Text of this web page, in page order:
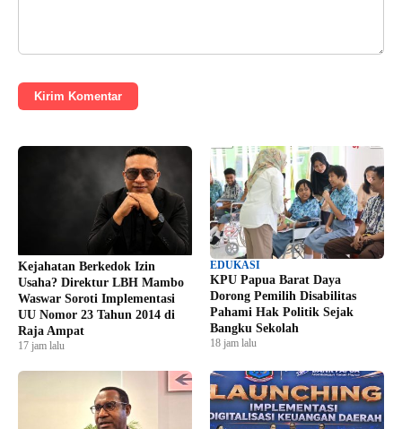
Kirim Komentar
Kejahatan Berkedok Izin
Usaha? Direktur LBH Mambo
Waswar Soroti Implementasi
UU Nomor 23 Tahun 2014 di
Raja Ampat
17 jam lalu
EDUKASI
KPU Papua Barat Daya
Dorong Pemilih Disabilitas
Pahami Hak Politik Sejak
Bangku Sekolah
18 jam lalu